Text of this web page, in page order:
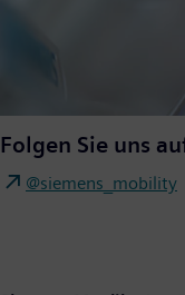
Folgen Sie uns
@siemens_mobility